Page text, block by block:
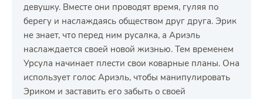
девушку. Вместе они проводят время, гуляя по
берегу и наслаждаясь обществом друг друга. Эрик
не знает, что перед ним русалка, а Ариэль
наслаждается своей новой жизнью. Тем временем
Урсула начинает плести свои коварные планы. Она
использует голос Ариэль, чтобы манипулировать
Эриком и заставить его забыть о своей